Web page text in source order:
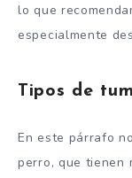
lo que
especialmente
Tipos de
En este párrafo
perro, que tienen